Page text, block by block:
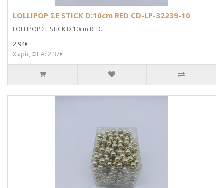
LOLLIPOP ΣΕ STICK D:10cm RED CD-LP-32239-10
LOLLIPOP ΣΕ STICK D:10cm RED..
2,94€
Χωρίς ΦΠΑ: 2,37€